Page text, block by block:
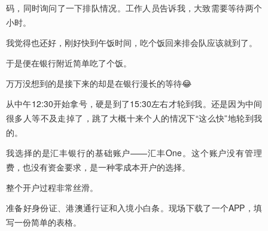
码，同时询问了一下排队情况。工作人员告诉我，大致需要等待两个
小时。
我觉得也还好，刚好快到午饭时间，吃个饭回来排会队应该就到了。
于是便在银行附近简单吃了个饭。
万万没想到的是接下来的却是在银行漫长的等待😂
从中午12:30开始拿号，硬是到了15:30左右才轮到我。还是因为中间
很多人等不及走掉了，跳了大概十来个人的情况下“这么快”地轮到我
的。
我选择的是汇丰银行的基础账户——汇丰One。这个账户没有管理
费，也没有资金要求，是一种零成本开户的选择。
整个开户过程非常丝滑。
准备好身份证、港澳通行证和入境小白条。现场下载了一个APP，填
写一份简单的表格。